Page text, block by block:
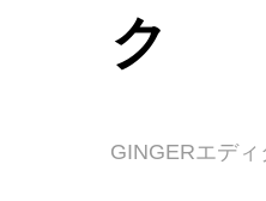
ク
GINGERエデ